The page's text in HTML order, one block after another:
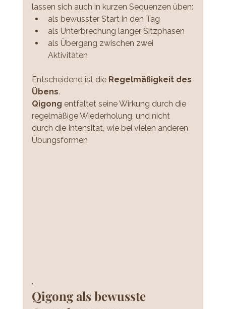
lassen sich auch in kurzen Sequenzen üben:
als bewusster Start in den Tag
als Unterbrechung langer Sitzphasen
als Übergang zwischen zwei
Aktivitäten
Entscheidend ist die Regelmäßigkeit des
Übens.
Qigong entfaltet seine Wirkung durch die
regelmäßige Wiederholung, und nicht
durch die Intensität, wie bei vielen anderen
Übungsformen
.
Qigong als bewusste